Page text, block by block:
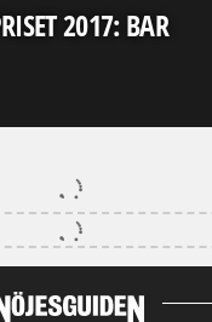
2017: BAR